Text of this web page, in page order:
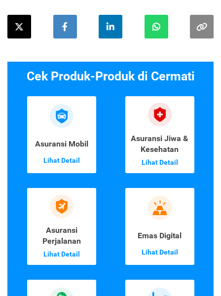
Cek Produk-Produk di Cermati
Asuransi Mobil
Lihat Detail
Asuransi Jiwa &
Kesehatan
Lihat Detail
Asuransi
Perjalanan
Lihat Detail
Emas Digital
Lihat Detail